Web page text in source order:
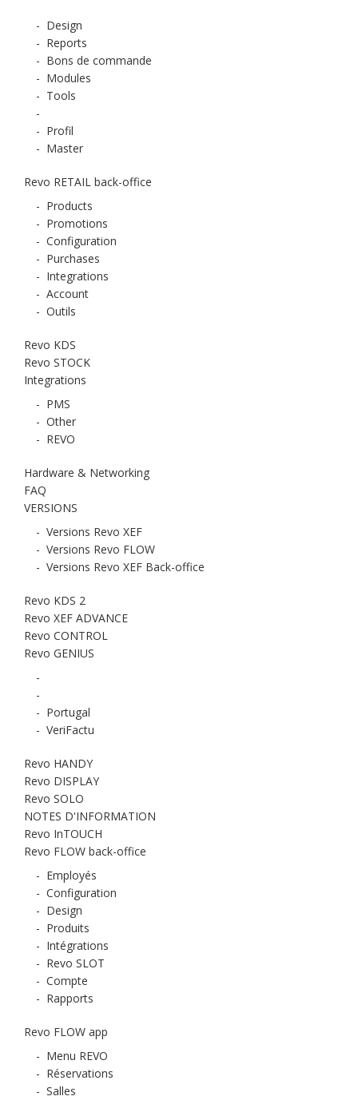
- Design
- Reports
- Bons de commande
- Modules
- Tools
-
- Profil
- Master
Revo RETAIL back-office
- Products
- Promotions
- Configuration
- Purchases
- Integrations
- Account
- Outils
Revo KDS
Revo STOCK
Integrations
- PMS
- Other
- REVO
Hardware & Networking
FAQ
VERSIONS
- Versions Revo XEF
- Versions Revo FLOW
- Versions Revo XEF Back-office
Revo KDS 2
Revo XEF ADVANCE
Revo CONTROL
Revo GENIUS
-
-
- Portugal
- VeriFactu
Revo HANDY
Revo DISPLAY
Revo SOLO
NOTES D'INFORMATION
Revo InTOUCH
Revo FLOW back-office
- Employés
- Configuration
- Design
- Produits
- Intégrations
- Revo SLOT
- Compte
- Rapports
Revo FLOW app
- Menu REVO
- Réservations
- Salles